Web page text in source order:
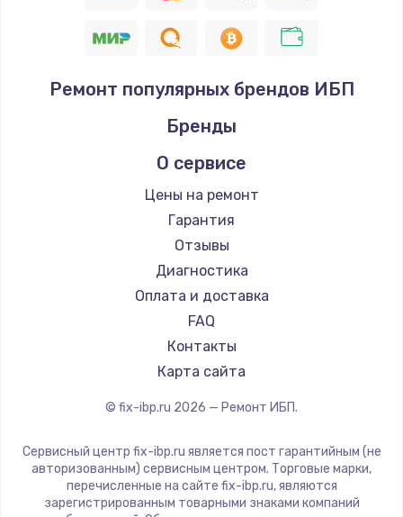
Ремонт популярных брендов ИБП
Бренды
О сервисе
Цены на ремонт
Гарантия
Отзывы
Диагностика
Оплата и доставка
FAQ
Контакты
Карта сайта
© fix-ibp.ru 2026 — Ремонт ИБП.
Сервисный центр fix-ibp.ru является пост гарантийным (не
авторизованным) сервисным центром. Торговые марки,
перечисленные на сайте fix-ibp.ru, являются
зарегистрированным товарными знаками компаний